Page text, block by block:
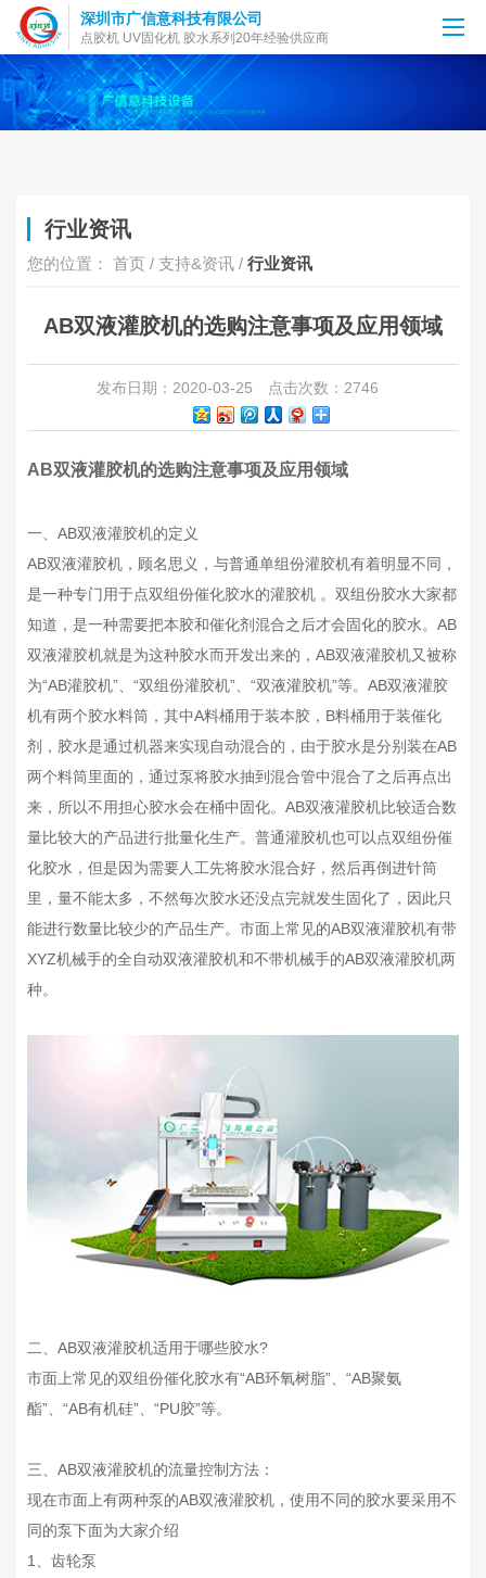
深圳市广信意科技有限公司
点胶机 UV固化机 胶水系列20年经验供应商
行业资讯
您的位置： 首页 / 支持&资讯 / 行业资讯
AB双液灌胶机的选购注意事项及应用领域
发布日期：2020-03-25 点击次数：2746
AB双液灌胶机的选购注意事项及应用领域
一、AB双液灌胶机的定义
AB双液灌胶机，顾名思义，与普通单组份灌胶机有着明显不同，
是一种专门用于点双组份催化胶水的灌胶机 。双组份胶水大家都
知道，是一种需要把本胶和催化剂混合之后才会固化的胶水。AB
双液灌胶机就是为这种胶水而开发出来的，AB双液灌胶机又被称
为“AB灌胶机”、“双组份灌胶机”、“双液灌胶机”等。AB双液灌胶
机有两个胶水料筒，其中A料桶用于装本胶，B料桶用于装催化
剂，胶水是通过机器来实现自动混合的，由于胶水是分别装在AB
两个料筒里面的，通过泵将胶水抽到混合管中混合了之后再点出
来，所以不用担心胶水会在桶中固化。AB双液灌胶机比较适合数
量比较大的产品进行批量化生产。普通灌胶机也可以点双组份催
化胶水，但是因为需要人工先将胶水混合好，然后再倒进针筒
里，量不能太多，不然每次胶水还没点完就发生固化了，因此只
能进行数量比较少的产品生产。市面上常见的AB双液灌胶机有带
XYZ机械手的全自动双液灌胶机和不带机械手的AB双液灌胶机两
种。
二、AB双液灌胶机适用于哪些胶水?
市面上常见的双组份催化胶水有“AB环氧树脂”、“AB聚氨
酯”、“AB有机硅”、“PU胶”等。
三、AB双液灌胶机的流量控制方法：
现在市面上有两种泵的AB双液灌胶机，使用不同的胶水要采用不
同的泵下面为大家介绍
1、齿轮泵